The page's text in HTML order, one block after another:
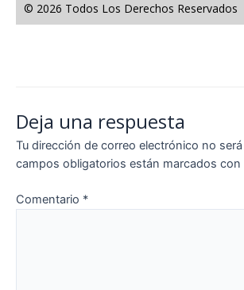
© 2026 Todos Los Derechos Reservados
Deja una respuesta
Tu dirección de correo electrónico no
campos obligatorios están marcados con
Comentario *